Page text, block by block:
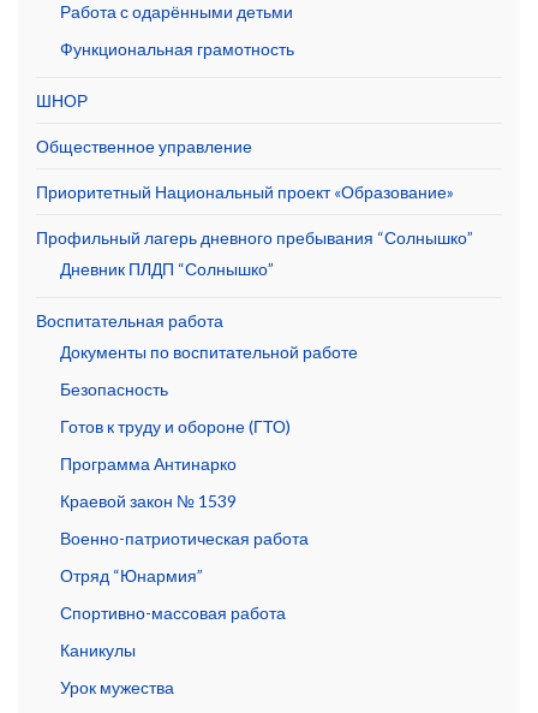
Работа с одарёнными детьми
Функциональная грамотность
ШНОР
Общественное управление
Приоритетный Национальный проект «Образование»
Профильный лагерь дневного пребывания “Солнышко”
Дневник ПЛДП “Солнышко”
Воспитательная работа
Документы по воспитательной работе
Безопасность
Готов к труду и обороне (ГТО)
Программа Антинарко
Краевой закон № 1539
Военно-патриотическая работа
Отряд “Юнармия”
Спортивно-массовая работа
Каникулы
Урок мужества